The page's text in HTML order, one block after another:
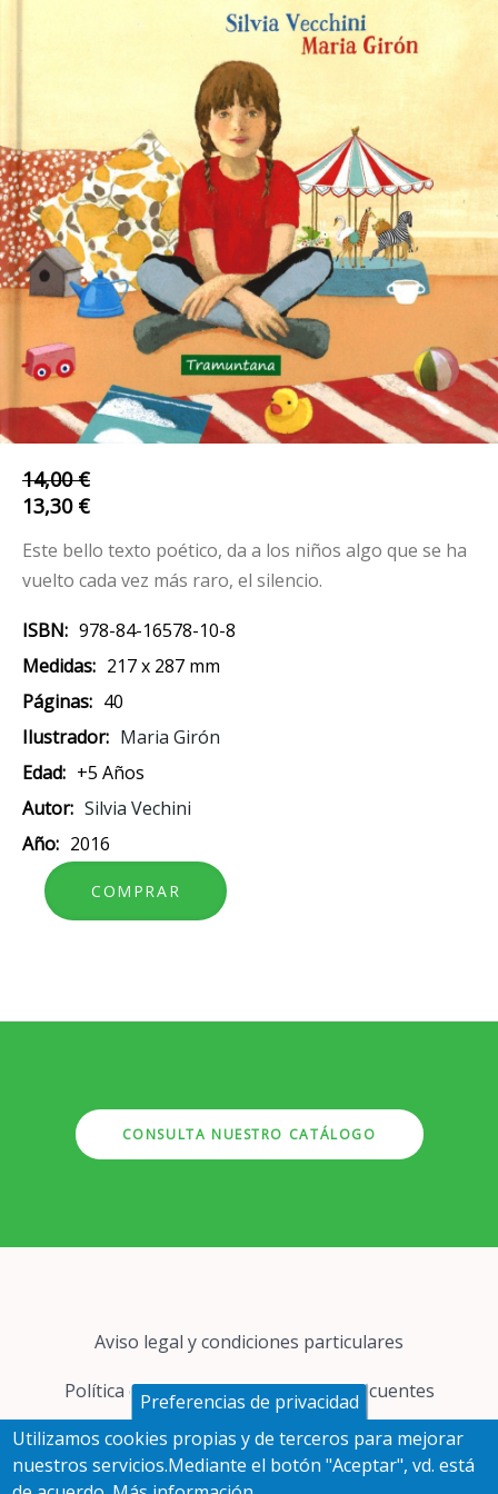
14,00 €
13,30 €
Este bello texto poético, da a los niños algo que se ha
vuelto cada vez más raro, el silencio.
ISBN
978-84-16578-10-8
Medidas
217 x 287 mm
Páginas
40
Ilustrador
Maria Girón
Edad
+5 Años
Autor Silvia Vechini
Año
2016
CONSULTA NUESTRO CATÁLOGO
página
Aviso legal y condiciones particulares
Política de cookies
Preguntas frecuentes
Protección de datos
Preferencias de privacidad
Utilizamos cookies propias y de terceros para mejorar
nuestros servicios.Mediante el botón "Aceptar", vd. está